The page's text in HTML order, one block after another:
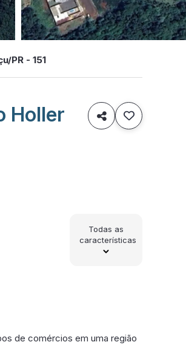
PR - 151
Holler

Todas as
características
de comércios em uma região